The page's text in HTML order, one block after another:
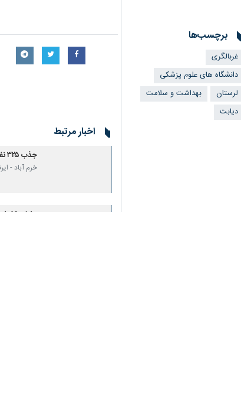
برچسب‌ها
غربالگری
دانشگاه های علوم پزشکی
لرستان
بهداشت و سلامت
دیابت
اخبار مرتبط
جذب ۳۲۵ نفر در دانشگاه علوم پزشکی لرستان
خرم آباد -
بخش